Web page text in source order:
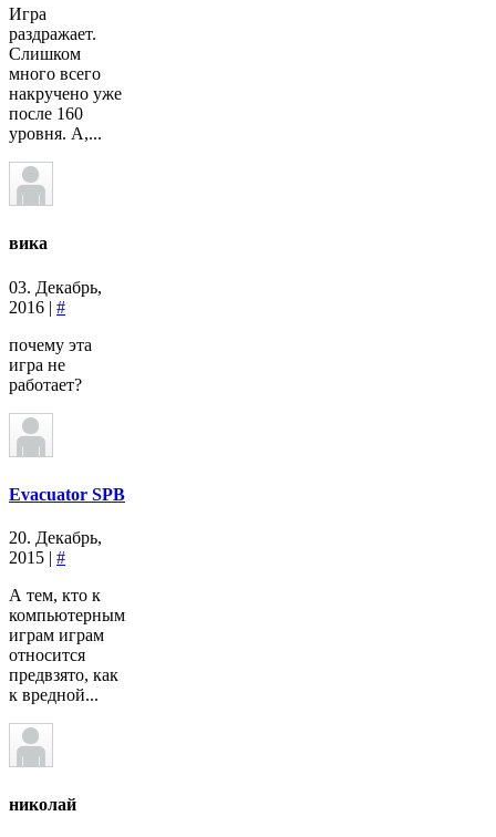
Игра
раздражает.
Слишком
много всего
накручено уже
после 160
уровня. А,...
вика
03. Декабрь,
2016 | #
почему эта
игра не
работает?
Evacuator SPB
20. Декабрь,
2015 | #
А тем, кто к
компьютерным
играм играм
относится
предвзято, как
к вредной...
николай